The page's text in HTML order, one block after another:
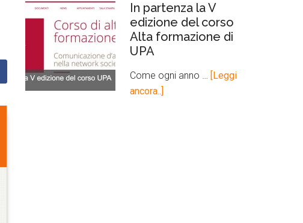
In partenza la V
edizione del corso
Alta formazione di
UPA
Come ogni anno …
[Leggi
ancora..]